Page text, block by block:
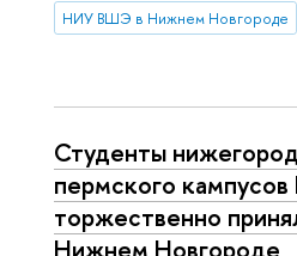
НИУ ВШЭ в Нижнем Новгороде
Студенты
пермского
торжественно
Нижнем Новгороде